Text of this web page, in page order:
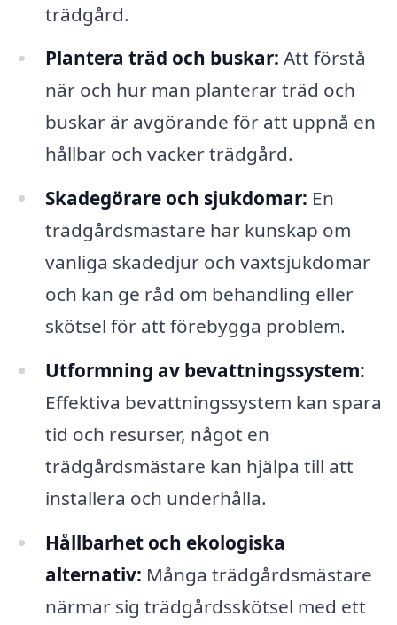
trädgård.
Plantera träd och buskar: Att förstå
när och hur man planterar träd och
buskar är avgörande för att uppnå en
hållbar och vacker trädgård.
Skadegörare och sjukdomar: En
trädgårdsmästare har kunskap om
vanliga skadedjur och växtsjukdomar
och kan ge råd om behandling eller
skötsel för att förebygga problem.
Utformning av bevattningssystem:
Effektiva bevattningssystem kan spara
tid och resurser, något en
trädgårdsmästare kan hjälpa till att
installera och underhålla.
Hållbarhet och ekologiska
alternativ: Många trädgårdsmästare
närmar sig trädgårdsskötsel med ett